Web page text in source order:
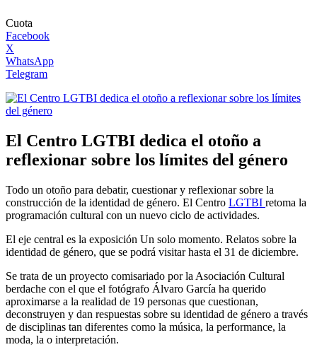
Cuota
Facebook
X
WhatsApp
Telegram
El Centro LGTBI dedica el otoño a
reflexionar sobre los límites del género
Todo un otoño para debatir, cuestionar y reflexionar sobre la
construcción de la identidad de género. El Centro LGTBI retoma la
programación cultural con un nuevo ciclo de actividades.
El eje central es la exposición Un solo momento. Relatos sobre la
identidad de género, que se podrá visitar hasta el 31 de diciembre.
Se trata de un proyecto comisariado por la Asociación Cultural
berdache con el que el fotógrafo Álvaro García ha querido
aproximarse a la realidad de 19 personas que cuestionan,
deconstruyen y dan respuestas sobre su identidad de género a través
de disciplinas tan diferentes como la música, la performance, la
moda, la o interpretación.